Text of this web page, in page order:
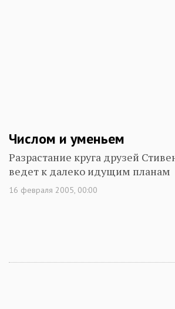
Числом и уменьем
Разрастание круга друзей
ведет к далеко идущим планам
16 февраля 2005, 00:00